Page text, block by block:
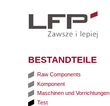
BESTANDTEILE
Raw Components
Komponent
Maschinen und Vorrichtungen
Test